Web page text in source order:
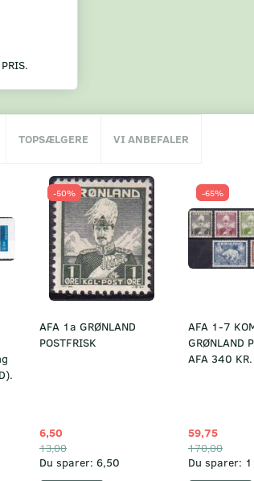
TOPSÆLGERE VI ANBEFALER
-50%
AFA 1a GRØNLAND
POSTFRISK
6,50
13,00
Du sparer: 6,50
-65%
AFA 1-7
GRØNLAND
AFA 340 KR.
59,75
170,00
Du sparer: